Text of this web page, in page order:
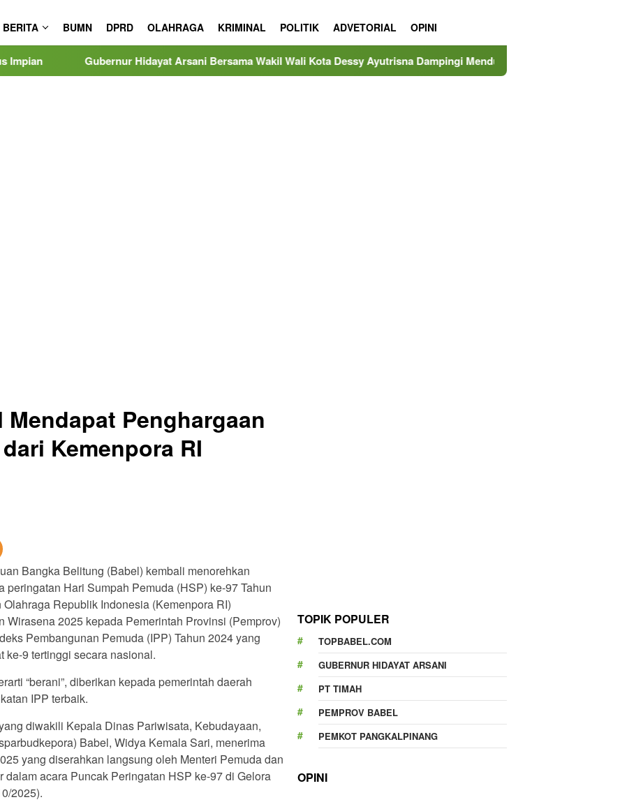
BUMN DPRD OLAHRAGA KRIMINAL POLITIK ADVETORIAL OPINI
Hidayat Arsani Bersama Wakil Wali Kota Dessy Ayutrisna Dampingi Mendukbangga/Kepala BKKBN RI Tinjau Layanan
Mendapat Penghargaan
Kemenpora RI
Bangka Belitung (Babel) kembali menorehkan
peringatan Hari Sumpah Pemuda (HSP) ke-97 Tahun
Republik Indonesia (Kemenpora RI)
Wirasena 2025 kepada Pemerintah Provinsi (Pemprov)
Pembangunan Pemuda (IPP) Tahun 2024 yang
ke-9 tertinggi secara nasional.
“berani”, diberikan kepada pemerintah daerah
IPP terbaik.
diwakili Kepala Dinas Pariwisata, Kebudayaan,
Babel, Widya Kemala Sari, menerima
yang diserahkan langsung oleh Menteri Pemuda dan
dalam acara Puncak Peringatan HSP ke-97 di Gelora
2025).
TOPIK POPULER
TOPBABEL.COM
GUBERNUR HIDAYAT ARSANI
PT TIMAH
PEMPROV BABEL
PEMKOT PANGKALPINANG
OPINI